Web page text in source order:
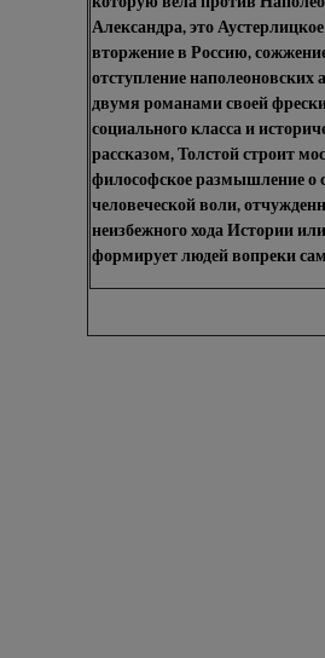
Александра, это
вторжение в Россию,
отступление
двумя романами своей
социального класса и
рассказом, Толстой строит
философское размышление о
человеческой воли,
неизбежного хода Истории или
формирует людей вопреки